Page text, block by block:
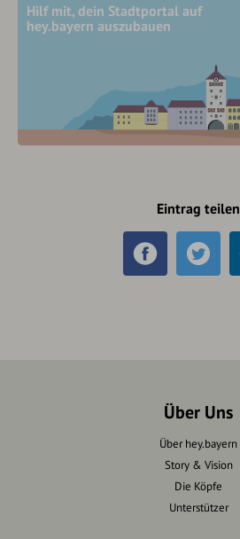
Hilf mit, dein Stadtportal auf
hey.bayern auszubauen
Eintrag teilen
Über Uns
Über hey.bayern
Story & Vision
Die Köpfe
Unterstützer